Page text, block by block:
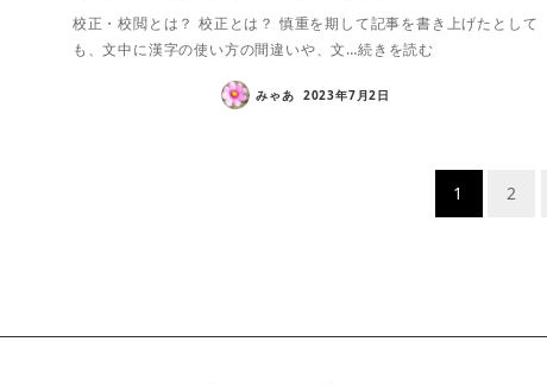
校正・校閲とは？ 校正とは？ 慎重を期して記事を書き上げたとして
も、文中に漢字の使い方の間違いや、文…続きを読む
みゃあ 2023年7月2日
ビ
1 2